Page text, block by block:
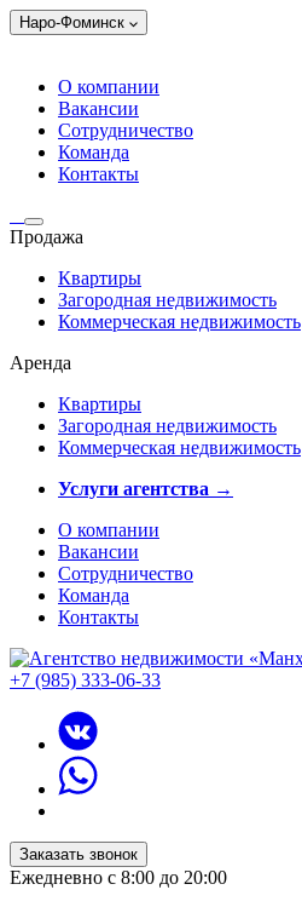
Наро-Фоминск
О компании
Вакансии
Сотрудничество
Команда
Контакты
Продажа
Квартиры
Загородная недвижимость
Коммерческая недвижимость
Аренда
Квартиры
Загородная недвижимость
Коммерческая недвижимость
Услуги агентства →
О компании
Вакансии
Сотрудничество
Команда
Контакты
+7 (985) 333-06-33
Заказать звонок
Ежедневно с 8:00 до 20:00